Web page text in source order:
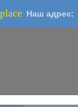
place Наш адрес: